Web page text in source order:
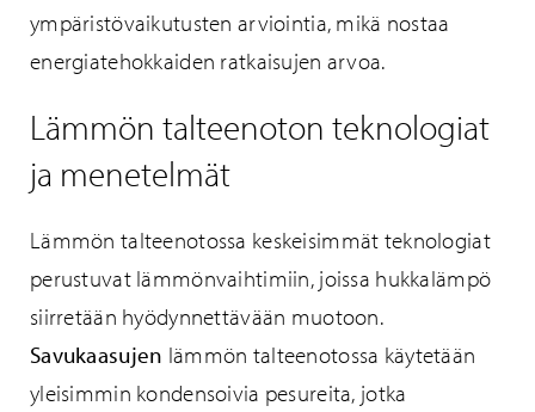
ympäristövaikutusten arviointia, mikä nostaa
energiatehokkaiden ratkaisujen arvoa.
Lämmön talteenoton teknologiat
ja menetelmät
Lämmön talteenotossa keskeisimmät teknologiat
perustuvat lämmönvaihtimiin, joissa hukkalämpö
siirretään hyödynnettävään muotoon.
Savukaasujen lämmön talteenotossa käytetään
yleisimmin kondensoivia pesureita, jotka